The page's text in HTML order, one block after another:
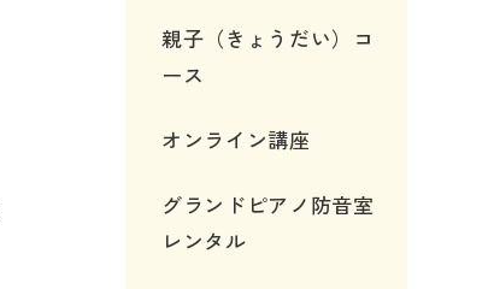
親子（きょうだい）コ
ース
オンライン講座
グランドピアノ防音室
レンタル